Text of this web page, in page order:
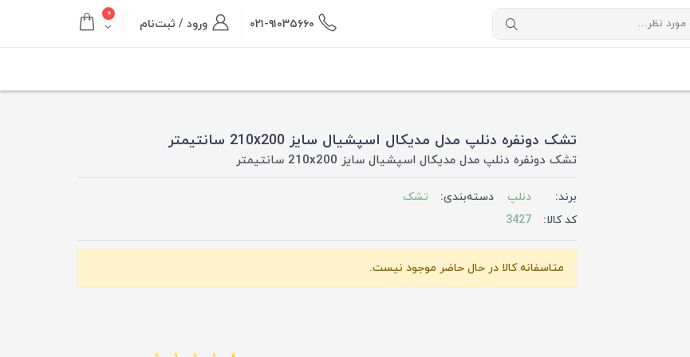
۰۲۱-۹۱۰۳۵۶۶۰ ورود / ثبت‌نام
۰
تشک دونفره دنلپ مدل مدیکال اسپشیال سایز 210x200 سانتیمتر
تشک دونفره دنلپ مدل مدیکال اسپشیال سایز 210x200 سانتیمتر
برند: دنلپ دسته‌بندی:
تشک
کد کالا:
3427
متاسفانه کالا در حال حاضر موجود نیست.